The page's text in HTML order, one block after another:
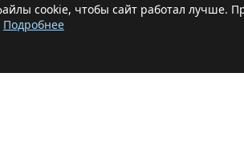
cookie, чтобы сайт работал лучше.
Подробнее